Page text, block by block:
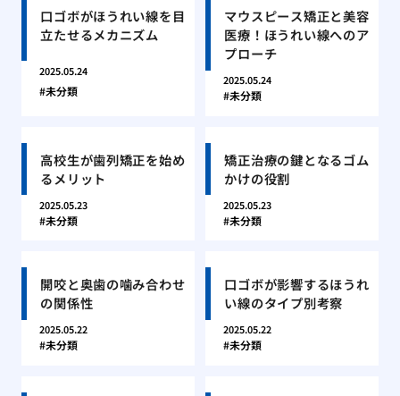
口ゴボがほうれい線を目
立たせるメカニズム
2025.05.24
未分類
マウスピース矯正と美容
医療！ほうれい線へのア
プローチ
2025.05.24
未分類
高校生が歯列矯正を始め
るメリット
2025.05.23
未分類
矯正治療の鍵となるゴム
かけの役割
2025.05.23
未分類
開咬と奥歯の噛み合わせ
の関係性
2025.05.22
未分類
口ゴボが影響するほうれ
い線のタイプ別考察
2025.05.22
未分類